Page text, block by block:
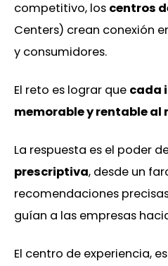
competitivo, los centros
Centers) crean conexión
y consumidores.
El reto es lograr que cada
memorable y rentable al
La respuesta es el poder
prescriptiva, desde un
recomendaciones
guían a las empresas
El centro de experiencia,